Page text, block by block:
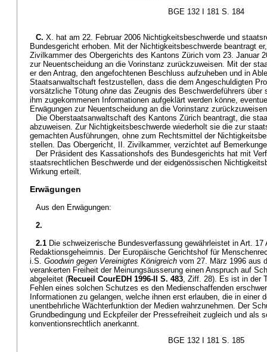
BGE 132 I 181 S. 184
C. X. hat am 22. Februar 2006 Nichtigkeitsbeschwerde und
Bundesgericht erhoben. Mit der Nichtigkeitsbeschwerde beantragt
Zivilkammer des Obergerichts des Kantons Zürich vom 23. Januar
zur Neuentscheidung an die Vorinstanz zurückzuweisen. Mit der
er den Antrag, den angefochtenen Beschluss aufzuheben und in
Staatsanwaltschaft festzustellen, dass die dem Angeschuldigten
vorsätzliche Tötung ohne das Zeugnis des Beschwerdeführers über
ihm zugekommenen Informationen aufgeklärt werden könne,
Erwägungen zur Neuentscheidung an die Vorinstanz
Die Oberstaatsanwaltschaft des Kantons Zürich beantragt, die
abzuweisen. Zur Nichtigkeitsbeschwerde wiederholt sie die zur
gemachten Ausführungen, ohne zum Rechtsmittel der
stellen. Das Obergericht, II. Zivilkammer, verzichtet auf
Der Präsident des Kassationshofs des Bundesgerichts hat mit
staatsrechtlichen Beschwerde und der eidgenössischen
Wirkung erteilt.
Erwägungen
Aus den Erwägungen:
2.
2.1 Die schweizerische Bundesverfassung gewährleistet in Art. 17
Redaktionsgeheimnis. Der Europäische Gerichtshof für
i.S. Goodwin gegen Vereinigtes Königreich vom 27. März 1996 aus
verankerten Freiheit der Meinungsäusserung einen Anspruch auf
abgeleitet (Recueil CourEDH 1996-II S. 483, Ziff. 28). Es ist in der
Fehlen eines solchen Schutzes es den Medienschaffenden
Informationen zu gelangen, welche ihnen erst erlauben, die in einer
unentbehrliche Wächterfunktion der Medien wahrzunehmen. Der
Grundbedingung und Eckpfeiler der Pressefreiheit zugleich und als
konventionsrechtlich anerkannt.
BGE 132 I 181 S. 185